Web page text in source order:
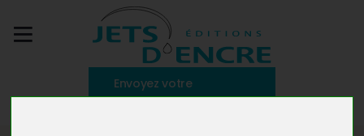
Envoyez votre
manuscrit